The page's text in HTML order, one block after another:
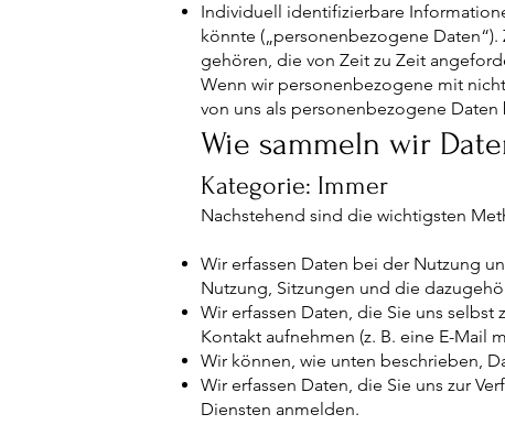
Individuell identifizierbare
könnte („personenbezogene
gehören, die von Zeit zu Zeit
Wenn wir personenbezogene mit
von uns als personenbezogene Daten
Wie sammeln wir
Kategorie: Immer
Nachstehend sind die wichtigsten
Wir erfassen Daten bei der Nutzung
Nutzung, Sitzungen und die
Wir erfassen Daten, die Sie uns
Kontakt aufnehmen (z. B. eine E-Mail
Wir können, wie unten beschrieben,
Wir erfassen Daten, die Sie uns zur
Diensten anmelden.